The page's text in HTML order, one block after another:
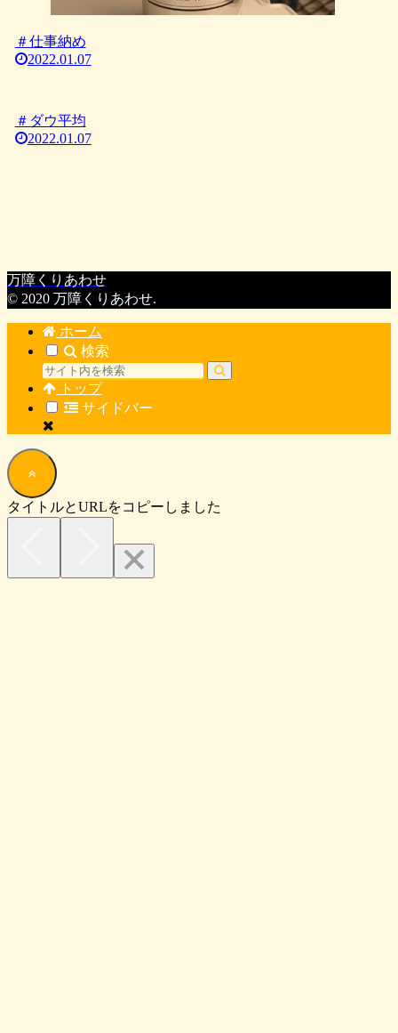
＃仕事納め
2022.01.07
＃ダウ平均
2022.01.07
万障くりあわせ
© 2020 万障くりあわせ.
ホーム
検索
トップ
サイドバー
タイトルとURLをコピーしました